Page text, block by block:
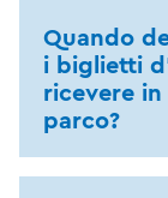
Quando
i biglietti
ricevere
parco?